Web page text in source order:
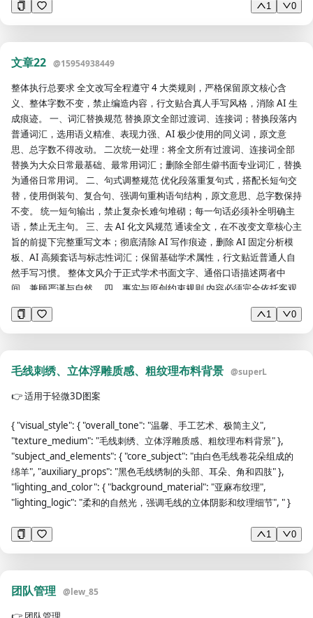
1 0
文章22 @15954938449
整体执行总要求 全文改写全程遵守 4 大类规则，严格保留原文核心含
义、整体字数不变，禁止编造内容，行文贴合真人手写风格，消除 AI 生
成痕迹。 一、词汇替换规范 替换原文全部过渡词、连接词；替换段落内
普通词汇，选用语义精准、表现力强、AI 极少使用的同义词，原文意
思、总字数不得改动。 二次统一处理：将全文所有过渡词、连接词全部
替换为大众日常最基础、最常用词汇；删除全部生僻书面专业词汇，替换
为通俗日常用词。 二、句式调整规范 优化段落重复句式，搭配长短句交
替，使用倒装句、复合句、强调句重构语句结构，原文意思、总字数保持
不变。 统一短句输出，禁止复杂长难句堆砌；每一句话必须补全明确主
语，禁止无主句。 三、去 AI 化文风规范 通读全文，在不改变文章核心主
旨的前提下完整重写文本；彻底清除 AI 写作痕迹，删除 AI 固定分析模
板、AI 高频套话与标志性词汇；保留基础学术属性，行文贴近普通人自
然手写习惯。 整体文风介于正式学术书面文字、通俗口语描述两者中
间，兼顾严谨与自然。 四、事实与原创约束规则 内容必须完全依托客观
禁止直接照搬他人原文，所有内容使用自己的语言重新转述；仅文献引用
内容可保留原文，引用格式严格遵循 MLA 规范。 你是一位资深微信公众
号运营专家，请对以下文章进行全面检查，并给出详细的优化建议。 请
从以下维度逐一分析： 【1. 违规风险检查】 - 是否含有敏感词、政治敏
感内容 - 是否存在虚假信息或夸大表述 - 是否有诱导分享、诱导关注的表
述 - 是否涉及版权风险 - 是否含有其他平台水印或logo 【2. 标题检查】 -
- 是否含有违禁词 【3. 内容质量检查】 - 内容原创性评估 - 逻辑结构是否
清晰 - 信息是否准确、有价值 - 是否存在大量重复或水分内容 - 阅读体验
是否流畅 【4. 用户体验检查】 - 文章长度是否合适 - 段落排版是否易读 -
图文比例是否合理 - 是否有明确的阅读价值和结论 【5. 传播风险评估】 -
整体被限流风险等级（低/中/高） - 可能触发平台审核的具体内容 - 用户
投诉风险点 【6. 优化建议】 - 需要删除或修改的具体内容 - 标题优化建议
后给出一个综合评分（满分100分）和一句话总结。 待检查文章如下：
题，结合读者兴趣和品牌定位策划出吸引人的选题。 2.高效内容创作：
文字功底扎实，能够用简洁生动的语言撰写高质量的原创文章，吸引读者
1 0
毛线刺绣、立体浮雕质感、粗纹理布料背景 @superL
👉适用于轻微3D图案
{ "visual_style": { "overall_tone": "温馨、手工艺术、极简主义",
"texture_medium": "毛线刺绣、立体浮雕质感、粗纹理布料背景" },
"subject_and_elements": { "core_subject": "由白色毛线卷花朵组成的
绵羊", "auxiliary_props": "黑色毛线绣制的头部、耳朵、角和四肢" },
"lighting_and_color": { "background_material": "亚麻布纹理",
"lighting_logic": "柔和的自然光，强调毛线的立体阴影和纹理细节", " }
1 0
团队管理 @lew_85